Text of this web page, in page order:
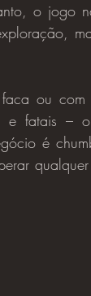
o jogo
fatais –
é